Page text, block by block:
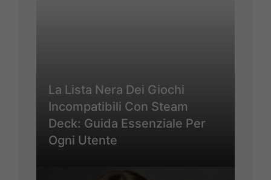
La Lista Nera Dei Giochi
Incompatibili Con Steam
Deck: Guida Essenziale Per
Ogni Utente